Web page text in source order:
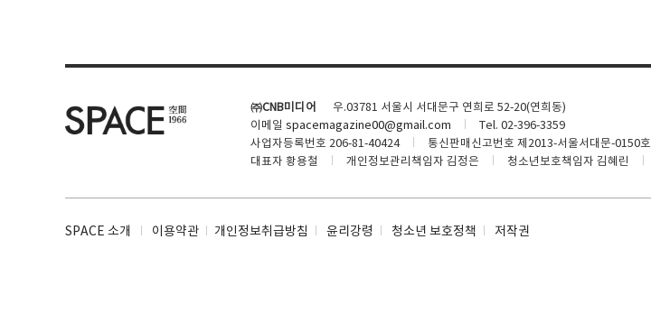
기사문의
Contact
㈜CNB미디어
우.03781 서울시 서대문구 연희로 52-20(연희동)
이메일 spacemagazine00@gmail.com
Tel. 02-396-3359
사업자등록번호 206-81-40424
통신판매신고번호 제2013-서울서대문-0150호
대표자 황용철
개인정보관리책임자 김정은 청소년보호책임자 김혜린
SPACE 소개 이용약관 개인정보취급방침 윤리강령 청소년 보호정책 저작권